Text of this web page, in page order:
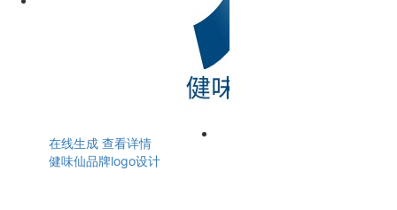
在线生成 查看详情
健味仙品牌logo设计